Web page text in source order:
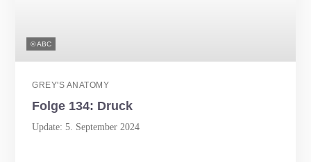
© ABC
GREY'S ANATOMY
Folge 134: Druck
Update: 5. September 2024